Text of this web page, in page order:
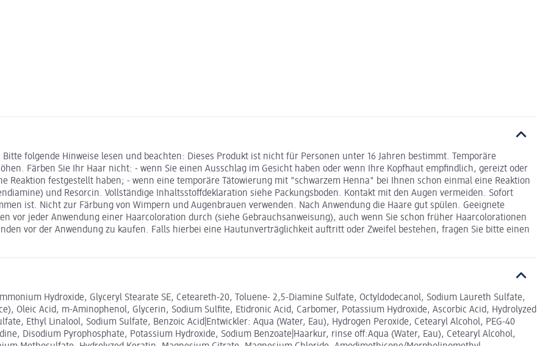
folgende Hinweise lesen und beachten: Dieses Produkt ist nicht für Personen unter 16 Jahren bestimmt. Temporäre
Färben Sie Ihr Haar nicht: - wenn Sie einen Ausschlag im Gesicht haben oder wenn Ihre Kopfhaut empfindlich, gereizt oder
Reaktion festgestellt haben; - wenn eine temporäre Tätowierung mit "schwarzem Henna" bei Ihnen schon einmal eine Reaktion
und Resorcin. Vollständige Inhaltsstoffdeklaration siehe Packungsboden. Kontakt mit den Augen vermeiden. Sofort
ist. Nicht zur Färbung von Wimpern und Augenbrauen verwenden. Nach Anwendung die Haare gut spülen. Geeignete
vor jeder Anwendung einer Haarcoloration durch (siehe Gebrauchsanweisung), auch wenn Sie schon früher Haarcolorationen
vor der Anwendung zu kaufen. Falls hierbei eine Hautunverträglichkeit auftritt oder Zweifel bestehen, fragen Sie bitte einen
Hydroxide, Glyceryl Stearate SE, Ceteareth-20, Toluene- 2,5-Diamine Sulfate, Octyldodecanol, Sodium Laureth Sulfate,
Oleic Acid, m-Aminophenol, Glycerin, Sodium Sulfite, Etidronic Acid, Carbomer, Potassium Hydroxide, Ascorbic Acid, Hydrolyzed
Ethyl Linalool, Sodium Sulfate, Benzoic Acid|Entwickler: Aqua (Water, Eau), Hydrogen Peroxide, Cetearyl Alcohol, PEG-40
Disodium Pyrophosphate, Potassium Hydroxide, Sodium Benzoate|Haarkur, rinse off:Aqua (Water, Eau), Cetearyl Alcohol,